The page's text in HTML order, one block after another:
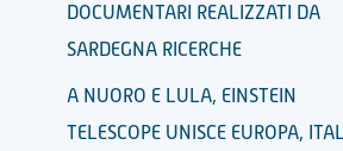
DOCUMENTARI REALIZZATI DA
SARDEGNA RICERCHE
A NUORO E LULA, EINSTEIN
TELESCOPE UNISCE EUROPA,